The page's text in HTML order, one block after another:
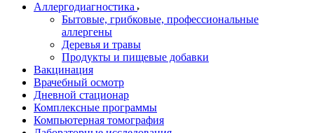
Аллергодиагностика
Бытовые, грибковые, профессиональные
аллергены
Деревья и травы
Продукты и пищевые добавки
Вакцинация
Врачебный осмотр
Дневной стационар
Комплексные программы
Компьютерная томография